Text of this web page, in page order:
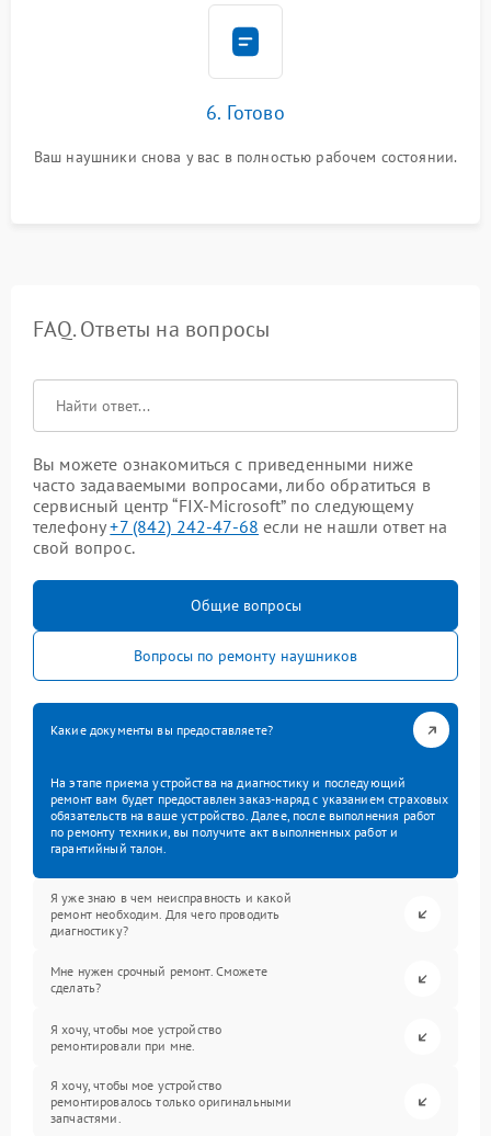
6. Готово
Ваш наушники снова у вас в полностью рабочем состоянии.
FAQ. Ответы на вопросы
Вы можете ознакомиться с приведенными ниже
часто задаваемыми вопросами, либо обратиться в
сервисный центр “FIX-Microsoft” по следующему
телефону+7 (842) 242-47-68 если не нашли ответ на
свой вопрос.
Общие вопросы
Вопросы по ремонту наушников
Какие документы вы предоставляете?
На этапе приема устройства на диагностику и последующий
ремонт вам будет предоставлен заказ-наряд с указанием страховых
обязательств на ваше устройство. Далее, после выполнения работ
по ремонту техники, вы получите акт выполненных работ и
гарантийный талон.
Я уже знаю в чем неисправность и какой
ремонт необходим. Для чего проводить
диагностику?
Мне нужен срочный ремонт. Сможете
сделать?
Я хочу, чтобы мое устройство
ремонтировали при мне.
Я хочу, чтобы мое устройство
ремонтировалось только оригинальными
запчастями.